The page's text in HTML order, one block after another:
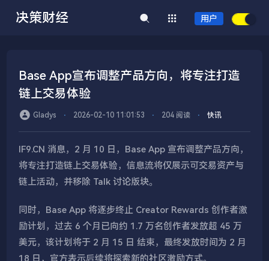
决策财经 用户
Base App宣布调整产品方向，将专注打造
链上交易体验
Gladys ⋅ 2026-02-10 11:01:53 ⋅ 204 阅读 ⋅ 快讯
IF9.CN 消息，2 月 10 日，Base App 宣布调整产品方向，
将专注打造链上交易体验，信息流将仅展示可交易资产与
链上活动，并移除 Talk 讨论版块。
同时，Base App 将逐步终止 Creator Rewards 创作者激
励计划，过去 6 个月已向约 1.7 万名创作者发放超 45 万
美元，该计划将于 2 月 15 日 结束，最终发放时间为 2 月
18 日，官方表示后续将探索新的社区激励方式。